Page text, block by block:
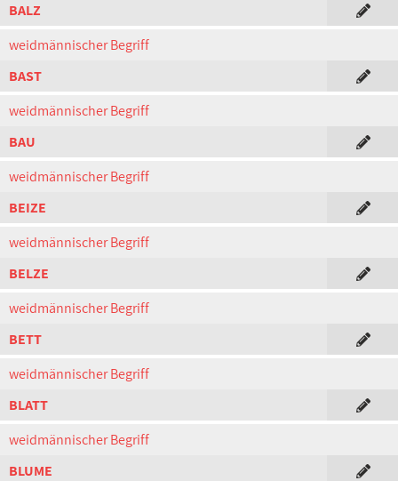
BALZ
weidmännischer Begriff
BAST
weidmännischer Begriff
BAU
weidmännischer Begriff
BEIZE
weidmännischer Begriff
BELZE
weidmännischer Begriff
BETT
weidmännischer Begriff
BLATT
weidmännischer Begriff
BLUME